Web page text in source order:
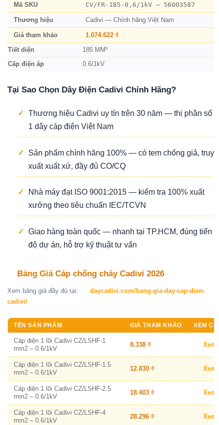
Mã SKU CV/FR-185-0,6/1kV – 56003587
Thương hiệu Cadivi — Chính hãng Việt Nam
Giá tham khảo 1.074.622 ₫
Tiết diện 185 MM²
Cấp điện áp 0.6/1kV
Tại Sao Chọn Dây Điện Cadivi Chính Hãng?
✓ Thương hiệu Cadivi uy tín trên 30 năm — thị phần số
1 dây cáp điện Việt Nam
✓
Sản phẩm chính hãng 100% — có tem chống giả, truy
xuất xuất xứ, đầy đủ CO/CQ
✓
Nhà máy đạt ISO 9001:2015 — kiểm tra 100% xuất
xưởng theo tiêu chuẩn IEC/TCVN
✓ Giao hàng toàn quốc — nhanh tại TP.HCM, đúng tiến
độ dự án, hỗ trợ kỹ thuật tư vấn
Bảng Giá Cáp chống cháy Cadivi 2026
Xem bảng giá đầy đủ tại:
daycadivi.com/bang-gia-day-cap-dien-
cadivi/
TÊN SẢN PHẨM GIÁ THAM KHẢO XEM
Cáp điện 1 lõi Cadivi CZ/LSHF-1
mm2 – 0.6/1kV
8.338 ₫
Cáp điện 1 lõi Cadivi CZ/LSHF-1.5
mm2 – 0.6/1kV
12.830 ₫
Cáp điện 1 lõi Cadivi CZ/LSHF-2.5
mm2 – 0.6/1kV
18.403 ₫
Cáp điện 1 lõi Cadivi CZ/LSHF-4
mm2 – 0.6/1kV
28.296 ₫